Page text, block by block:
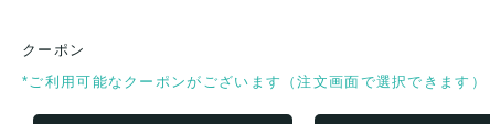
クーポン
*ご利用可能なクーポンがございます（注文画面で選択できます）